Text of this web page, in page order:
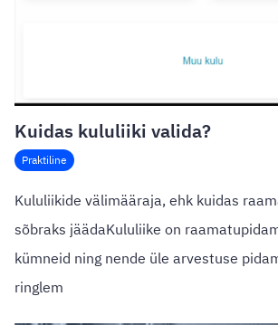
Praktiline
Kuidas kululiiki valida?
Kululiikide välimääraja, ehk kuidas
sõbraks jäädaKululiike on
kümneid ning nende üle arvestuse
ringlem